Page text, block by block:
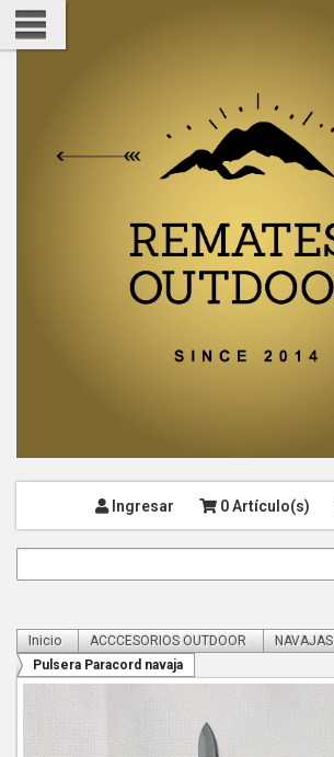
Ingresar 0 Artículo(s)
Inicio ACCCESORIOS OUTDOOR
NAVAJAS
Pulsera Paracord navaja